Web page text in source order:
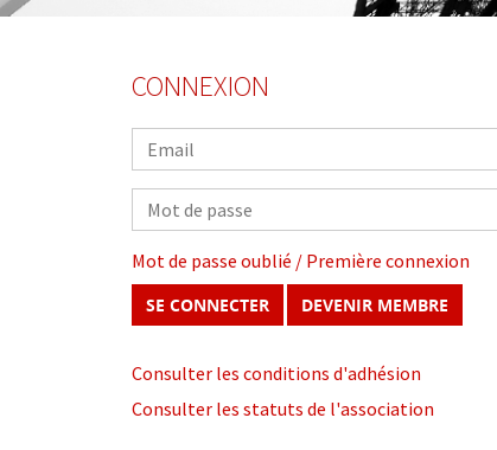
CONNEXION
Mot de passe oublié / Première connexion
DEVENIR MEMBRE
Consulter les conditions d'adhésion
Consulter les statuts de l'association